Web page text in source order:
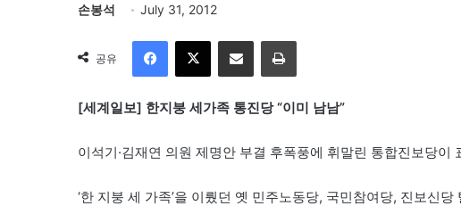
손봉석 July 31, 2012
공유
이메일
[세계일보] 한지붕 세가족 통진당 “이미 남남”
이석기·김재연 의원 제명안 부결 후폭풍에 휘말린 통합진보당이
‘한 지붕 세 가족’을 이뤘던 옛 민주노동당, 국민참여당, 진보신